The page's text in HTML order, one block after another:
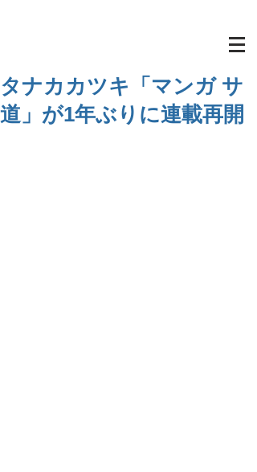
タナカカツキ「マンガ サ
道」が1年ぶりに連載再開